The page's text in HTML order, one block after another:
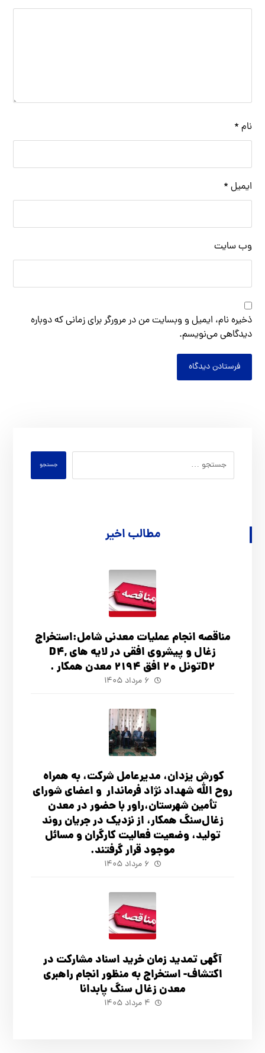
نام *
ایمیل *
وب‌ سایت
ذخیره نام، ایمیل و وبسایت من در مرورگر برای زمانی که دوباره
دیدگاهی می‌نویسم.
فرستادن دیدگاه
جستجو
مطالب اخیر
مناقصه انجام عملیات معدنی شامل:استخراج
زغال و پیشروی افقی در لایه های D4,
D2تونل 20 افق 2194 معدن همکار .
۶ مرداد ۱۴۰۵
کورش یزدان، مدیرعامل شرکت، به همراه
روح الله شهداد نژاد فرماندار و اعضای شورای
تأ‌مین شهرستان،راور با حضور در معدن
زغال‌سنگ همکار، از نزدیک در جریان روند
تولید، وضعیت فعالیت کارگران و مسائل
موجود قرار گرفتند.
۶ مرداد ۱۴۰۵
آگهي تمدید زمان خرید اسناد مشارکت در
اکتشاف- استخراج به منظور انجام راهبری
معدن زغال سنگ پابدانا
۴ مرداد ۱۴۰۵